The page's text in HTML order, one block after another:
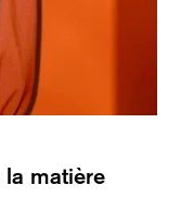
la matière